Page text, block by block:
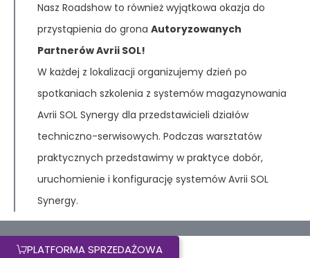
Nasz Roadshow to również wyjątkowa okazja do
przystąpienia do grona Autoryzowanych
Partnerów Avrii SOL!
W każdej z lokalizacji organizujemy dzień po
spotkaniach szkolenia z systemów magazynowania
Avrii SOL Synergy dla przedstawicieli działów
techniczno-serwisowych. Podczas warsztatów
praktycznych przedstawimy w praktyce dobór,
uruchomienie i konfigurację systemów Avrii SOL
Synergy.
PLATFORMA SPRZEDAŻOWA